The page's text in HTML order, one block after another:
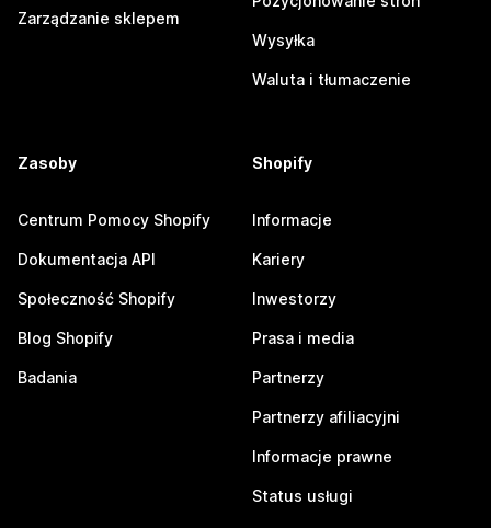
Zarządzanie sklepem
Wysyłka
Waluta i tłumaczenie
Zasoby
Centrum Pomocy Shopify
Dokumentacja API
Społeczność Shopify
Blog Shopify
Badania
Shopify
Informacje
Kariery
Inwestorzy
Prasa i media
Partnerzy
Partnerzy afiliacyjni
Informacje prawne
Status usługi